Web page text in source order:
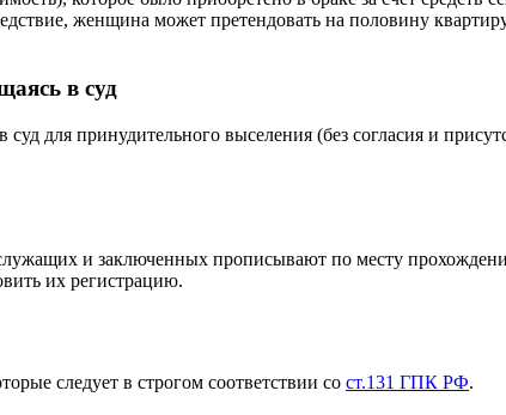
женщина может претендовать на половину
в суд
для принудительного выселения (без согласия и
и заключенных прописывают по месту
их регистрацию.
следует в строгом соответствии со ст.131 ГПК РФ.